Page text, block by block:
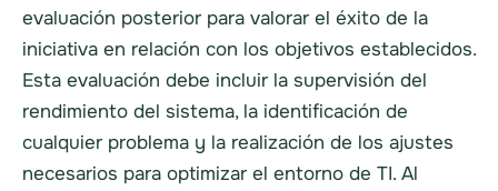
evaluación posterior para valorar el éxito de la
iniciativa en relación con los objetivos establecidos.
Esta evaluación debe incluir la supervisión del
rendimiento del sistema, la identificación de
cualquier problema y la realización de los ajustes
necesarios para optimizar el entorno de TI. Al